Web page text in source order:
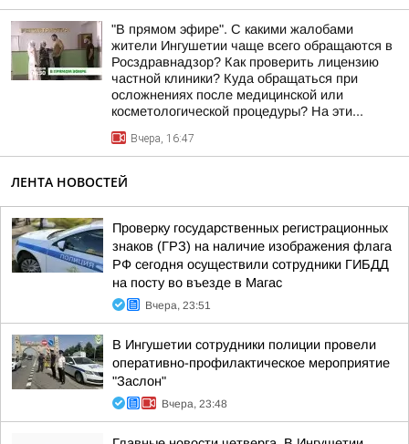
"В прямом эфире". С какими жалобами
жители Ингушетии чаще всего обращаются в
Росздравнадзор? Как проверить лицензию
частной клиники? Куда обращаться при
осложнениях после медицинской или
косметологической процедуры? На эти...
Вчера, 16:47
ЛЕНТА НОВОСТЕЙ
Проверку государственных регистрационных
знаков (ГРЗ) на наличие изображения флага
РФ сегодня осуществили сотрудники ГИБДД
на посту во въезде в Магас
Вчера, 23:51
В Ингушетии сотрудники полиции провели
оперативно-профилактическое мероприятие
"Заслон"
Вчера, 23:48